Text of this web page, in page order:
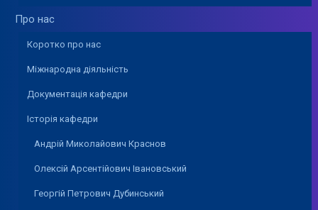
Про нас
Коротко про нас
Міжнародна діяльність
Документація кафедри
Історія кафедри
Андрій Миколайович Краснов
Олексій Арсентійович Івановський
Георгій Петрович Дубинський